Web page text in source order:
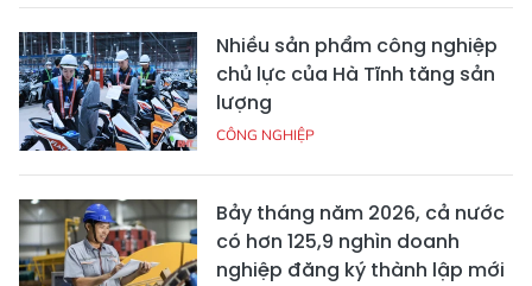
Nhiều sản phẩm công nghiệp
chủ lực của Hà Tĩnh tăng sản
lượng
CÔNG NGHIỆP
Bảy tháng năm 2026, cả nước
có hơn 125,9 nghìn doanh
nghiệp đăng ký thành lập mới